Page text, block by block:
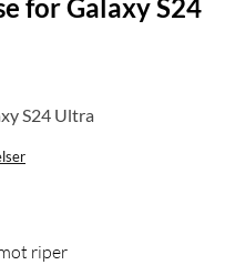
for Galaxy S24
S24 Ultra
riper